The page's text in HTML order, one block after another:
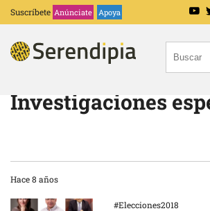
Suscríbete Anúnciate Apoya
Investigaciones
Hace 8 años
#Elecciones2018